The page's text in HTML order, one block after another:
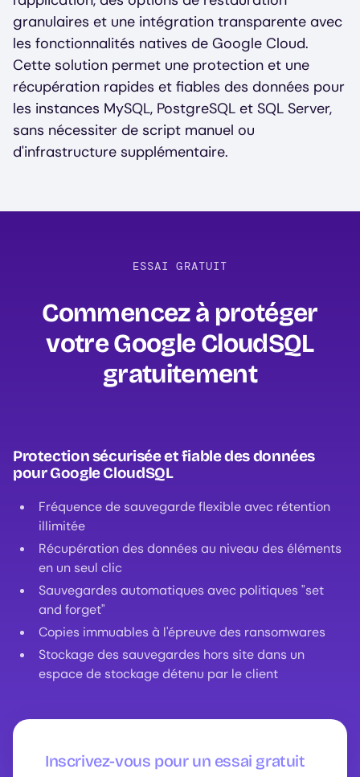
granulaires et une intégration transparente avec
les fonctionnalités natives de Google Cloud.
Cette solution permet une protection et une
récupération rapides et fiables des données pour
les instances MySQL, PostgreSQL et SQL Server,
sans nécessiter de script manuel ou
d'infrastructure supplémentaire.
ESSAI GRATUIT
Commencez à protéger
votre Google CloudSQL
gratuitement‍
Protection sécurisée et fiable des données
pour Google CloudSQL
Fréquence de sauvegarde flexible avec rétention
illimitée
Récupération des données au niveau des éléments
en un seul clic
Sauvegardes automatiques avec politiques "set
and forget"
Copies immuables à l'épreuve des ransomwares
Stockage des sauvegardes hors site dans un
espace de stockage détenu par le client
Inscrivez-vous pour un essai gratuit